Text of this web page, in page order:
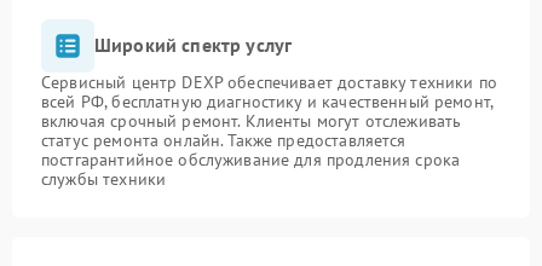
Широкий спектр услуг
Сервисный центр DEXP обеспечивает доставку техники по
всей РФ, бесплатную диагностику и качественный ремонт,
включая срочный ремонт. Клиенты могут отслеживать
статус ремонта онлайн. Также предоставляется
постгарантийное обслуживание для продления срока
службы техники